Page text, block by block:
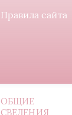
Правила сайта
ОБЩИЕ
СВЕДЕНИЯ